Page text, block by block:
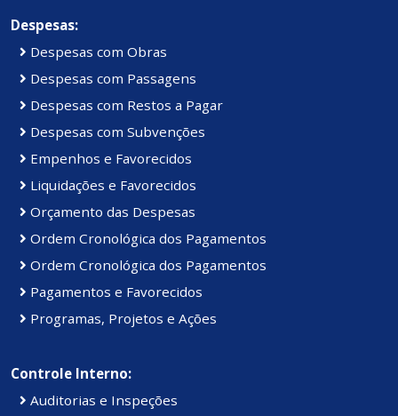
Despesas:
Despesas com Obras
Despesas com Passagens
Despesas com Restos a Pagar
Despesas com Subvenções
Empenhos e Favorecidos
Liquidações e Favorecidos
Orçamento das Despesas
Ordem Cronológica dos Pagamentos
Ordem Cronológica dos Pagamentos
Pagamentos e Favorecidos
Programas, Projetos e Ações
Controle Interno:
Auditorias e Inspeções